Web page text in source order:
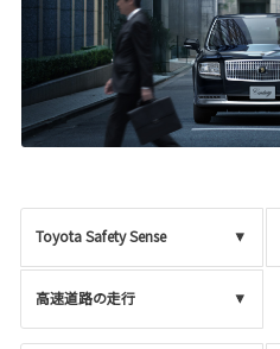
Toyota Safety Sense
高速道路の走行